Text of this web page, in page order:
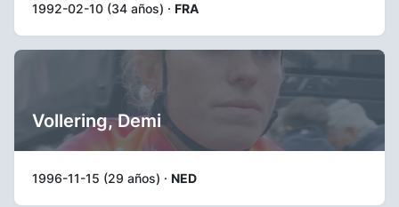
1992-02-10 (34 años) · FRA
Vollering, Demi
1996-11-15 (29 años) · NED